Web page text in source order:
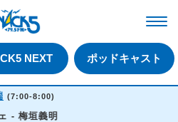
NEXT ポッドキャスト
(7:00-8:00)
- 梅垣義明